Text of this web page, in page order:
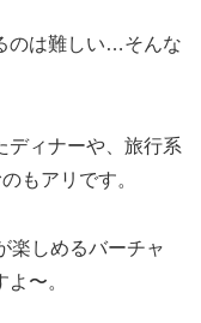
のは難しい…そんな
ディナーや、旅行系
もアリです。
楽しめるバーチャ
〜。